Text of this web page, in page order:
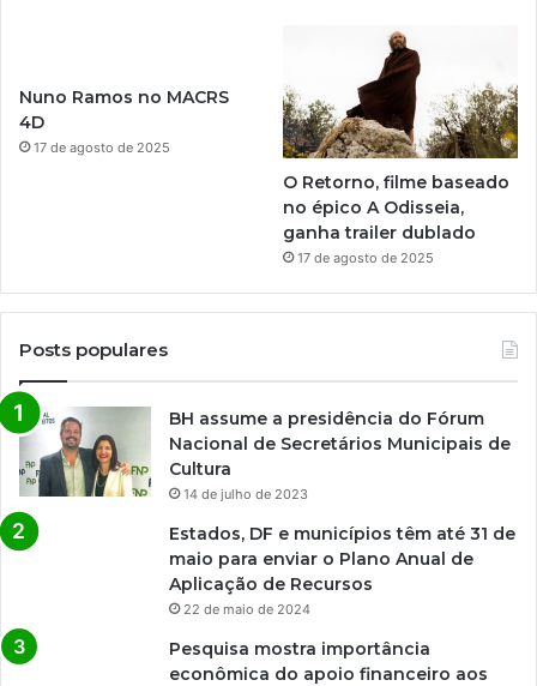
Nuno Ramos no MACRS
4D
17 de agosto de 2025
O Retorno, filme baseado
no épico A Odisseia,
ganha trailer dublado
17 de agosto de 2025
Posts populares
BH assume a presidência do Fórum
Nacional de Secretários Municipais de
Cultura
14 de julho de 2023
Estados, DF e municípios têm até 31 de
maio para enviar o Plano Anual de
Aplicação de Recursos
22 de maio de 2024
Pesquisa mostra importância
econômica do apoio financeiro aos